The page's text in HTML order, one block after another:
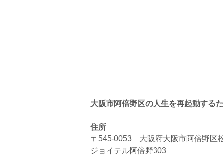
大阪市阿倍野区の人生を再起動する
住所
〒545-0053 大阪府大阪市阿倍野区
ジョイテル阿倍野303